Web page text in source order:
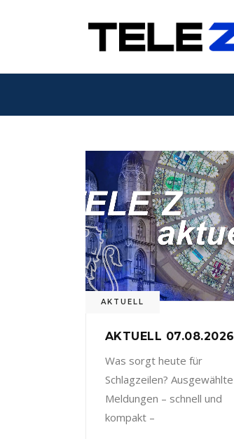
AKTUELL
AKTUELL 07.08.2026
Was sorgt heute für
Schlagzeilen? Ausgewählte
Meldungen – schnell und
kompakt –